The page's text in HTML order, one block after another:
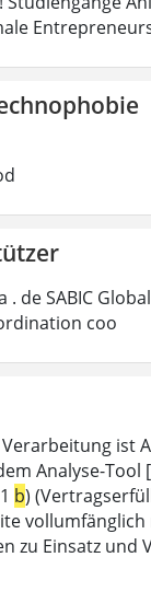
de SABIC
coo
ist
Analyse-Tool
b)
zu Einsatz